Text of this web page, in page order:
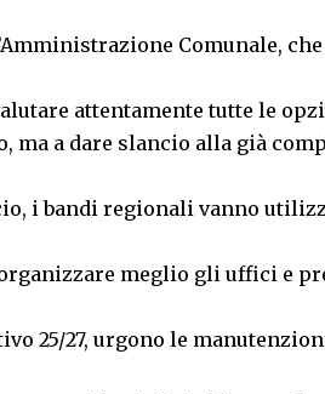
Comunale,
attentamente tutte le
ma a dare slancio alla già
i bandi regionali vanno
meglio gli uffici e
25/27, urgono le